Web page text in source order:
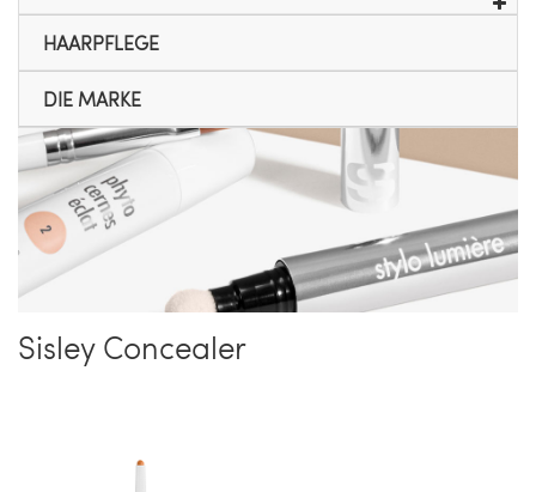
HAARPFLEGE
DIE MARKE
Sisley Concealer